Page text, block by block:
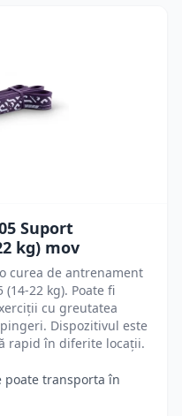
Suport
kg) mov
curea de antrenament
22 kg). Poate fi
cu greutatea
Dispozitivul este
rapid în diferite locații.
poate transporta în